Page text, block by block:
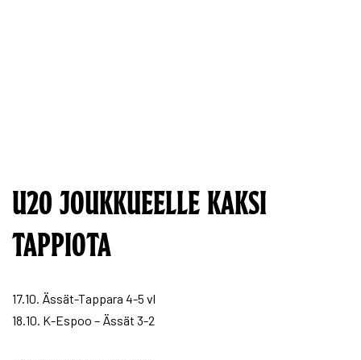
U20 JOUKKUEELLE KAKSI
TAPPIOTA
17.10. Ässät-Tappara 4-5 vl
18.10. K-Espoo – Ässät 3-2